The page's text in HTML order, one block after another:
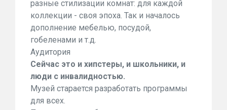
разные стилизации комнат: для каждой
коллекции - своя эпоха. Так и началось
дополнение мебелью, посудой,
гобеленами и т.д.
Аудитория
Сейчас это и хипстеры, и школьники, и
люди с инвалидностью.
Музей старается разработать программы
для всех.